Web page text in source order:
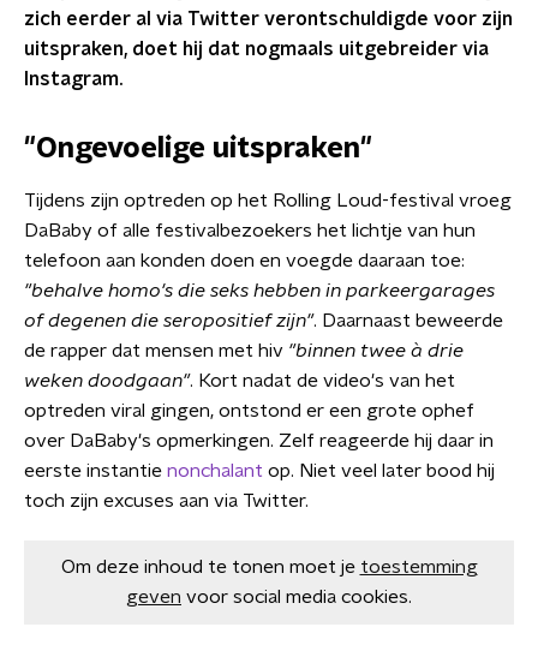
zich eerder al via Twitter verontschuldigde voor zijn
uitspraken, doet hij dat nogmaals uitgebreider via
Instagram.
"Ongevoelige uitspraken"
Tijdens zijn optreden op het Rolling Loud-festival vroeg
DaBaby of alle festivalbezoekers het lichtje van hun
telefoon aan konden doen en voegde daaraan toe:
"behalve homo's die seks hebben in parkeergarages
of degenen die seropositief zijn". Daarnaast beweerde
de rapper dat mensen met hiv "binnen twee à drie
weken doodgaan". Kort nadat de video's van het
optreden viral gingen, ontstond er een grote ophef
over DaBaby's opmerkingen. Zelf reageerde hij daar in
eerste instantie nonchalant op. Niet veel later bood hij
toch zijn excuses aan via Twitter.
Om deze inhoud te tonen moet je toestemming
geven voor social media cookies.